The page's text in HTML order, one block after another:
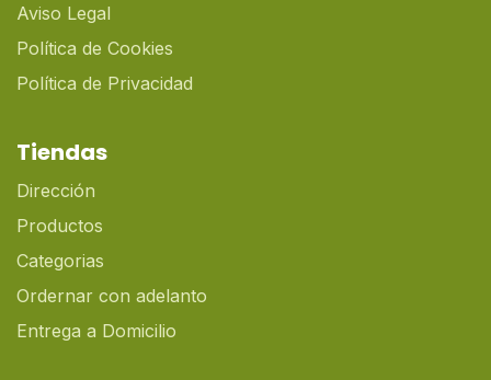
Aviso Legal
Política de Cookies
Política de Privacidad
Tiendas
Dirección
Productos
Categorias
Ordernar con adelanto
Entrega a Domicilio